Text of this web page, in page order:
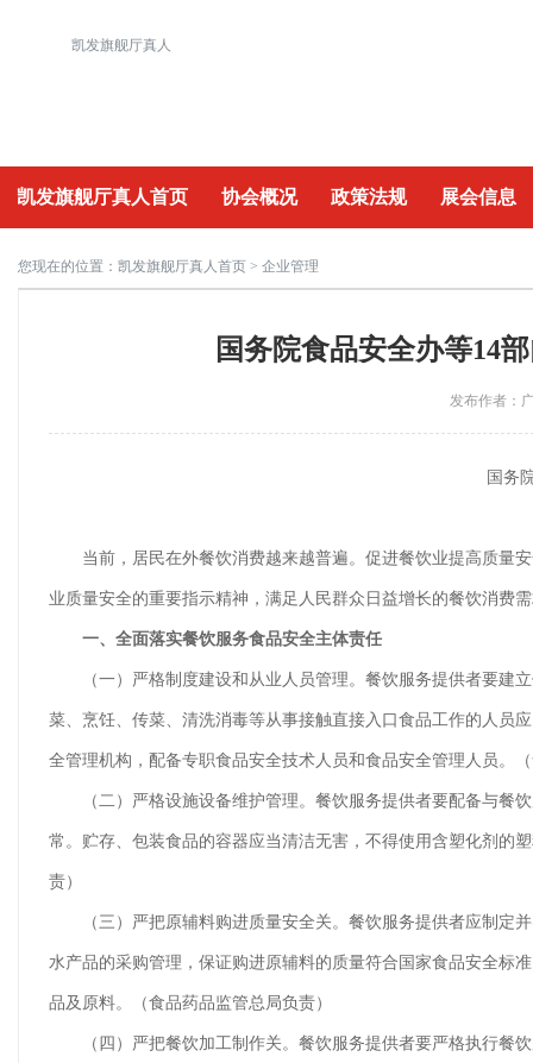
凯发旗舰厅真人
凯发旗舰厅真人首页 协会概况 政策法规 展会信息
重要活动
您现在的位置： 凯发旗舰厅真人首页 > 企业管理
国务院食品安全办等14
发布作者：
国务
当前，居民在外餐饮消费越来越普遍。促进餐饮业提高质量
业质量安全的重要指示精神，满足人民群众日益增长的餐饮消费
一、全面落实餐饮服务食品安全主体责任
（一）严格制度建设和从业人员管理。餐饮服务提供者要建立
菜、烹饪、传菜、清洗消毒等从事接触直接入口食品工作的人员
全管理机构，配备专职食品安全技术人员和食品安全管理人员。
（二）严格设施设备维护管理。餐饮服务提供者要配备与餐饮
常。贮存、包装食品的容器应当清洁无害，不得使用含塑化剂的
责）
（三）严把原辅料购进质量安全关。餐饮服务提供者应制定并
水产品的采购管理，保证购进原辅料的质量符合国家食品安全标
品及原料。（食品药品监管总局负责）
（四）严把餐饮加工制作关。餐饮服务提供者要严格执行餐饮